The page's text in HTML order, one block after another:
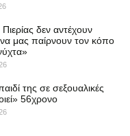
δεν αντέχουν
μας παίρνουν τον κόπο
της σε σεξουαλικές
56χρονο